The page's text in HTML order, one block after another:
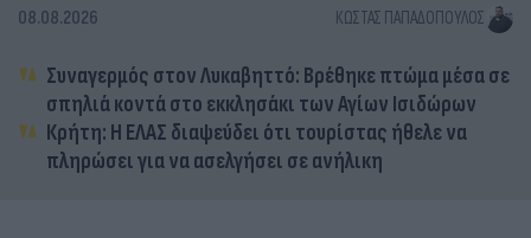
08.08.2026 ΚΏΣΤΑΣ ΠΑΠΑΔΌΠΟΥΛΟΣ
Συναγερμός στον Λυκαβηττό: Βρέθηκε πτώμα μέσα σε
σπηλιά κοντά στο εκκλησάκι των Αγίων Ισιδώρων
Κρήτη: Η ΕΛΑΣ διαψεύδει ότι τουρίστας ήθελε να
πληρώσει για να ασελγήσει σε ανήλικη